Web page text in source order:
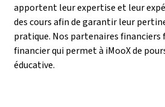
apportent leur expertise et leur
des cours afin de garantir leur
pratique. Nos partenaires
financier qui permet à iMooX de
éducative.